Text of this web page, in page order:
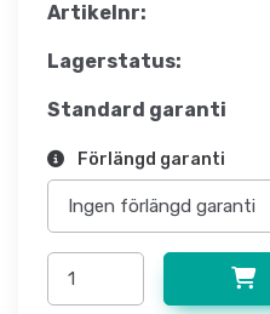
Artikelnr:
Lagerstatus:
Standard garanti
Förlängd garanti